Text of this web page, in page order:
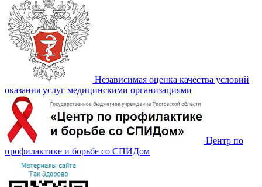
Независимая оценка качества условий
оказания услуг медицинскими организациями
Центр по
профилактике и борьбе со СПИДом